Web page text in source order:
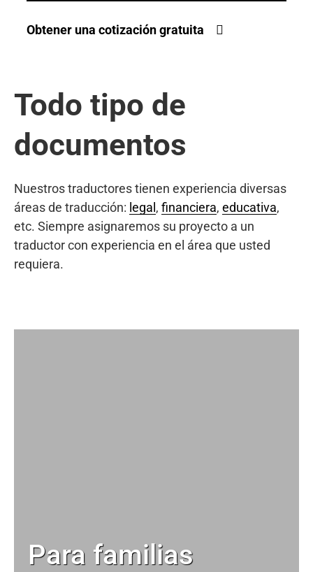
Obtener una cotización gratuita
Todo tipo de
documentos
Nuestros traductores tienen experiencia diversas
áreas de traducción: legal , financiera, educativa,
etc. Siempre asignaremos su proyecto a un
traductor con experiencia en el área que usted
requiera.
Para familias